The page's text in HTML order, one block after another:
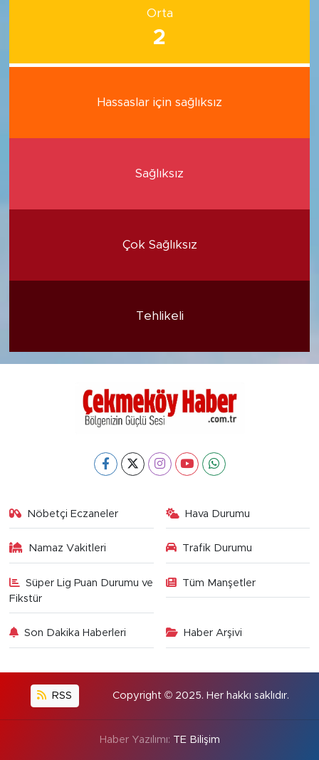
Orta
2
Hassaslar için sağlıksız
Sağlıksız
Çok Sağlıksız
Tehlikeli
Nöbetçi Eczaneler Hava Durumu
Namaz Vakitleri Trafik Durumu
Süper Lig Puan Durumu ve
Fikstür
Tüm Manşetler
Son Dakika Haberleri Haber Arşivi
RSS Copyright © 2025. Her hakkı saklıdır.
Haber Yazılımı: TE Bilişim